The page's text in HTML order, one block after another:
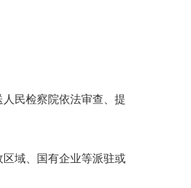
民检察院依法审查、提
域、国有企业等派驻或